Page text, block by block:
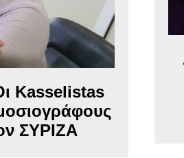
Kasselistas
ΣΥΡΙΖΑ